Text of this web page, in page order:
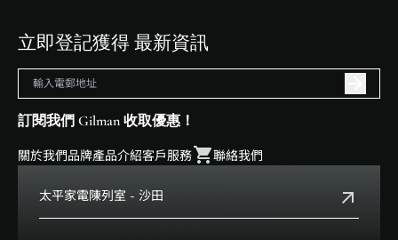
立即登記獲得 最新資訊
訂閱我們 Gilman 收取優惠！
關於我們品牌產品介紹客戶服務 聯絡我們
太平家電陳列室 - 沙田